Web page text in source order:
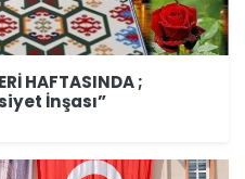
HAFTASINDA ;
İnşası”